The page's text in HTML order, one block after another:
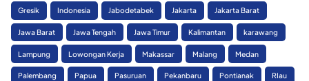
Gresik Indonesia Jabodetabek Jakarta Jakarta Barat
Jawa Barat Jawa Tengah Jawa Timur Kalimantan karawang
Lampung Lowongan Kerja Makassar Malang Medan
Palembang Papua Pasuruan Pekanbaru Pontianak RIau